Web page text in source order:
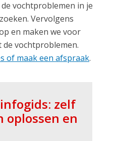
vochtproblemen in je
Vervolgens
en maken we voor
vochtproblemen.
of maak een afspraak.
zelf
oplossen en